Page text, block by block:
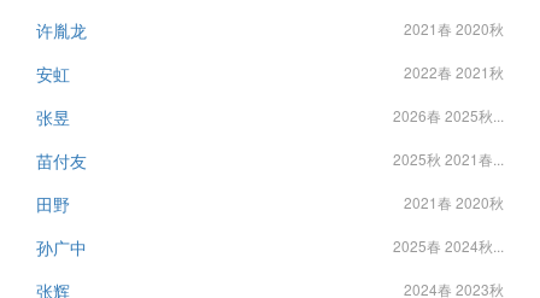
许胤龙 2021春 2020秋
安虹 2022春 2021秋
张昱 2026春 2025秋...
苗付友 2025秋 2021春...
田野 2021春 2020秋
孙广中 2025春 2024秋...
张辉 2024春 2023秋